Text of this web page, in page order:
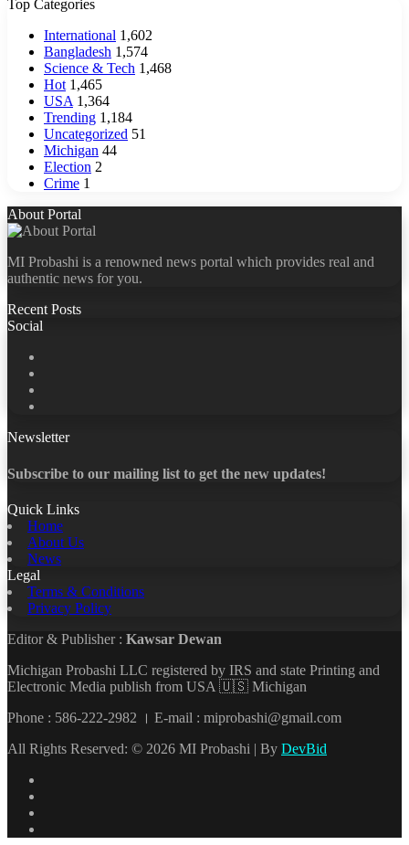
Top Categories
International 1,602
Bangladesh 1,574
Science & Tech 1,468
Hot 1,465
USA 1,364
Trending 1,184
Uncategorized 51
Michigan 44
Election 2
Crime 1
About Portal
MI Probashi is a renowned news portal which provides real and
authentic news for you.
Recent Posts
Social
Newsletter
Subscribe to our mailing list to get the new updates!
Quick Links
Home
About Us
News
Legal
Terms & Conditions
Privacy Policy
Editor & Publisher : Kawsar Dewan
Michigan Probashi LLC registered by IRS and state Printing and
Electronic Media publish from USA 🇺🇸 Michigan
Phone : 586-222-2982 । E-mail : miprobashi@gmail.com
All Rights Reserved: © 2026 MI Probashi | By DevBid